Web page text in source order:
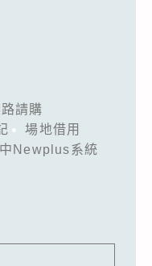
請購
場地借用
Newplus系統